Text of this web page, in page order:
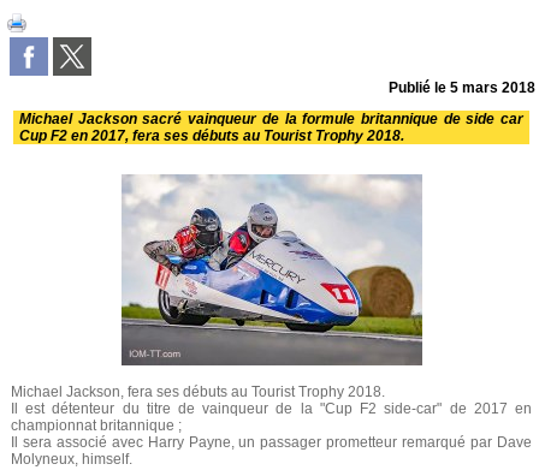
Publié le5 mars 2018
Michael Jackson sacré vainqueur de la formule britannique de side car
Cup F2 en 2017, fera ses débuts au Tourist Trophy 2018.
Michael Jackson, fera ses débuts au Tourist Trophy 2018.
Il est détenteur du titre de vainqueur de la "Cup F2 side-car" de 2017 en
championnat britannique ;
Il sera associé avec Harry Payne, un passager prometteur remarqué par Dave
Molyneux, himself.